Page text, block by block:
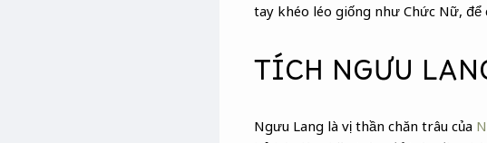
tay khéo léo giống như Chức Nữ,
TÍCH NGƯU
Ngưu Lang là vị thần chăn trâu của